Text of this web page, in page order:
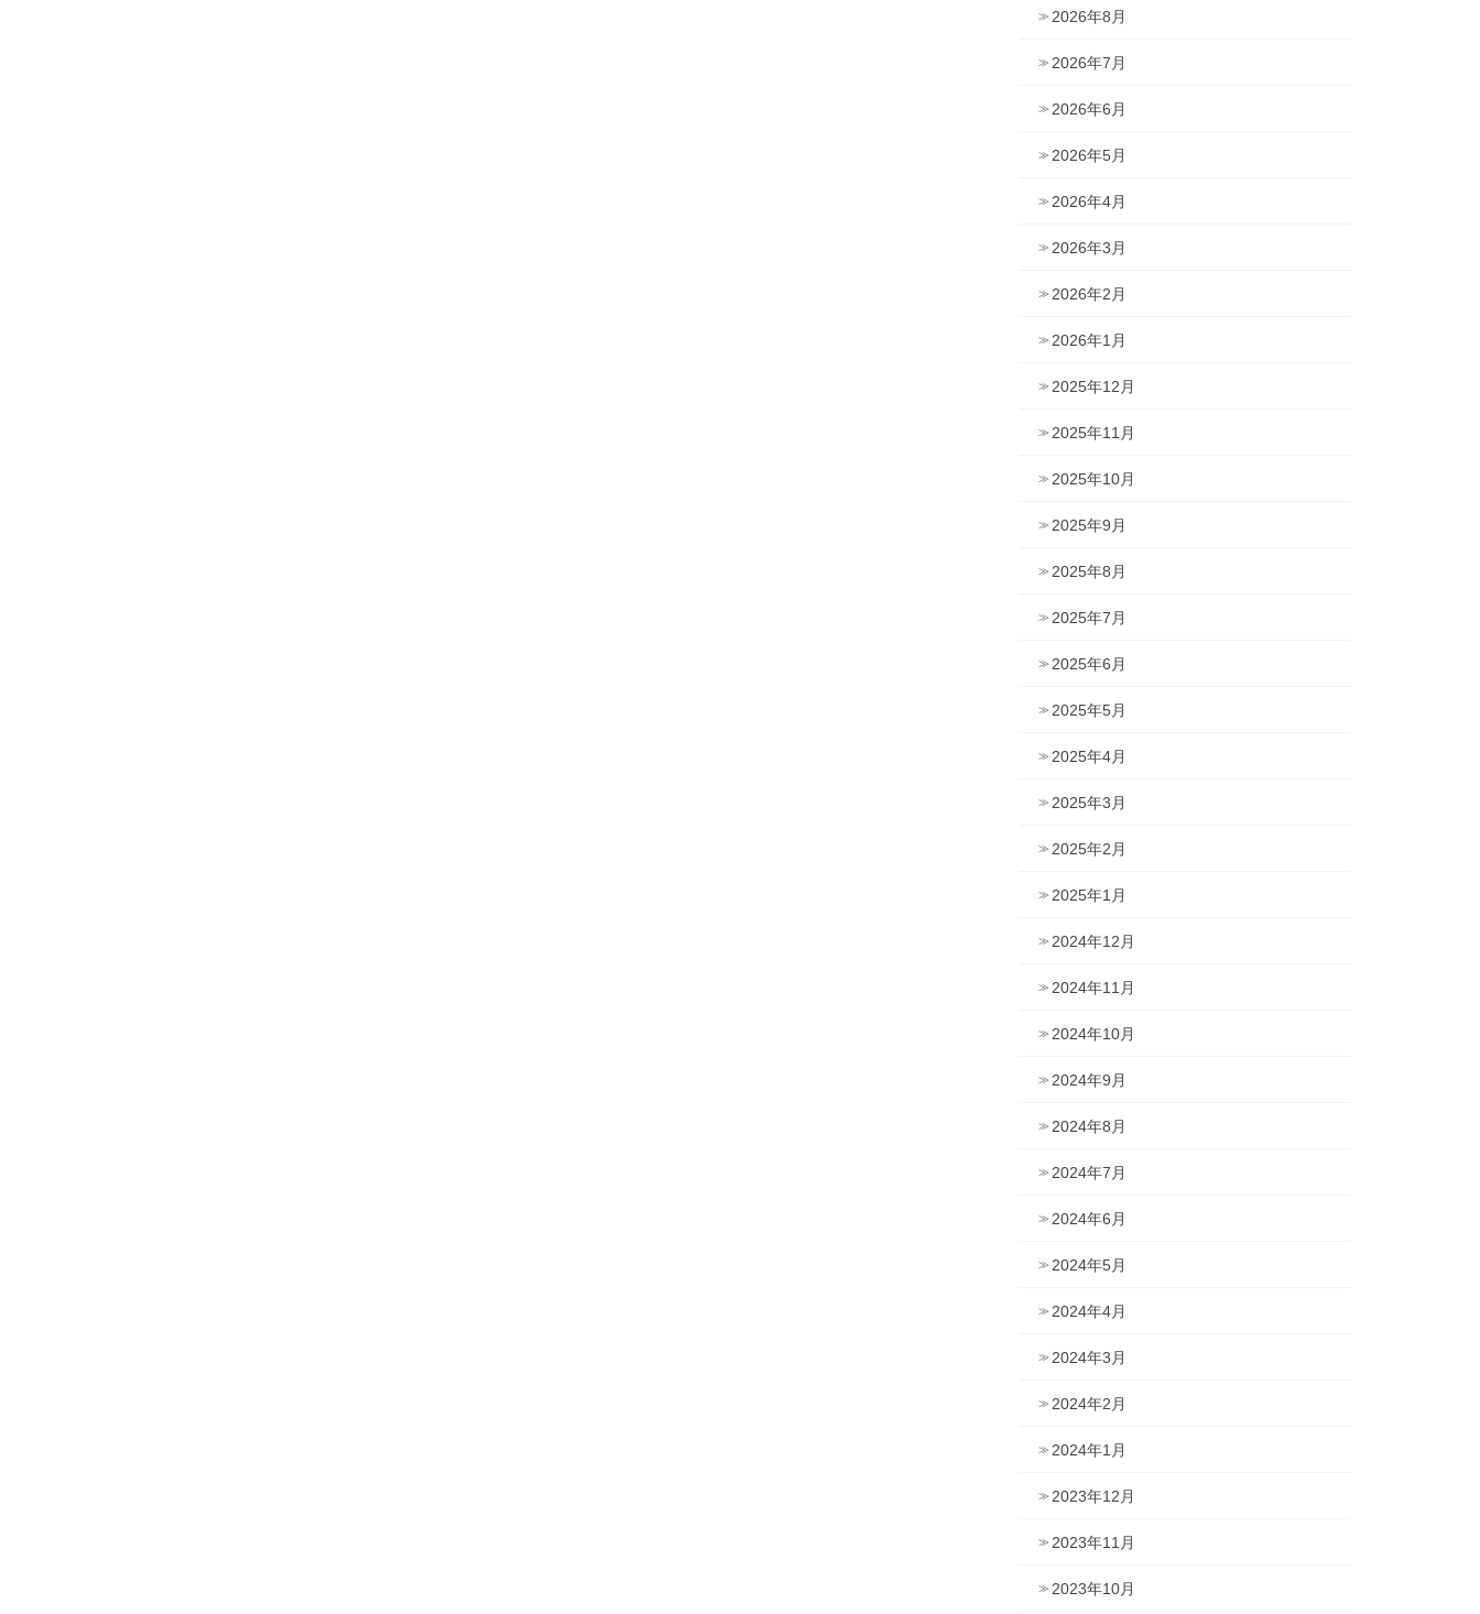
2026年8月
2026年7月
2026年6月
2026年5月
2026年4月
2026年3月
2026年2月
2026年1月
2025年12月
2025年11月
2025年10月
2025年9月
2025年8月
2025年7月
2025年6月
2025年5月
2025年4月
2025年3月
2025年2月
2025年1月
2024年12月
2024年11月
2024年10月
2024年9月
2024年8月
2024年7月
2024年6月
2024年5月
2024年4月
2024年3月
2024年2月
2024年1月
2023年12月
2023年11月
2023年10月